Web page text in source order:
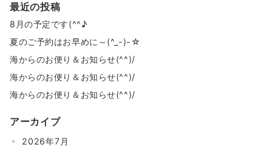
ペ
ー
ジ
送
り
最近の投稿
8月の予定です(^^♪
夏のご予約はお早めに～(^_-)-☆
海からのお便り＆お知らせ(^^)/
海からのお便り＆お知らせ(^^)/
海からのお便り＆お知らせ(^^)/
アーカイブ
2026年7月